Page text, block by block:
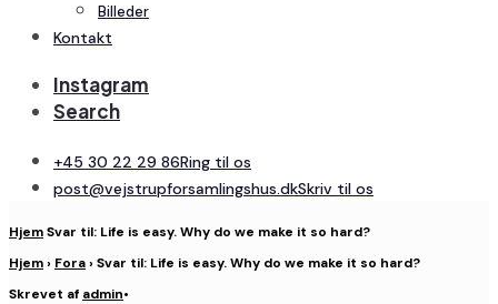
Billeder
Kontakt
Instagram
Search
+45 30 22 29 86Ring til os
post@vejstrupforsamlingshus.dkSkriv til os
HjemSvar til: Life is easy. Why do we make it so hard?
Hjem› Fora› Svar til: Life is easy. Why do we make it so hard?
Skrevet af admin•